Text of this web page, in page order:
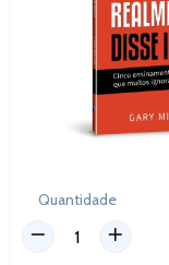
Quantidade